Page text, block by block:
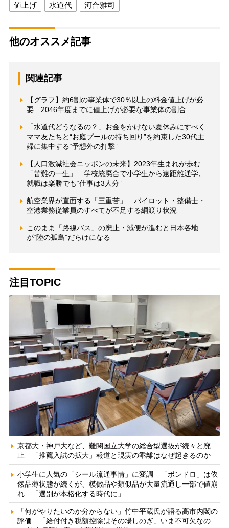
値上げ 水道代 河合雅司
他のオススメ記事
関連記事
【グラフ】約6割の事業体で30％以上の料金値上げが必
要 2046年度までに値上げが必要な事業体の割合
「水道代どうなるの？」お金をかけない夏休みにすべく
ママ友たちと“お庭プールの持ち回り”を約束した30代主
婦に集中する“予想外の打撃”
【人口激減社会ニッポンの未来】2023年生まれが歩む
「苦難の一生」 学校統廃合で小学生から遠距離通学、
就職は楽勝でも“仕事は3人分”
航空業界が直面する「三重苦」 パイロット・整備士・
空港業務従業員のすべてが不足する綱渡り状況
このまま「路線バス」の廃止・減便が進むと日本各地
が“陸の孤島”だらけになる
注目TOPIC
京都大・神戸大など、難関国立大学の総合型選抜が続々と廃
止 「推薦入試の拡大」報道と現実の乖離はなぜ起きるのか
小学生に人気の「シール流通事情」に変調 「ボンドロ」は依
然品薄状態が続くが、模倣品や類似品が大量流通し一部で値崩
れ 「選別が本格化する時代に」
「何がやりたいのか分からない」竹中平蔵氏が語る高市内閣の
評価 「給付付き税額控除はその場しのぎ」いま不可欠なの